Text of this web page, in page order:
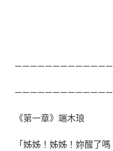
《第一章》端木琅
「姊姊！姊姊！妳醒了